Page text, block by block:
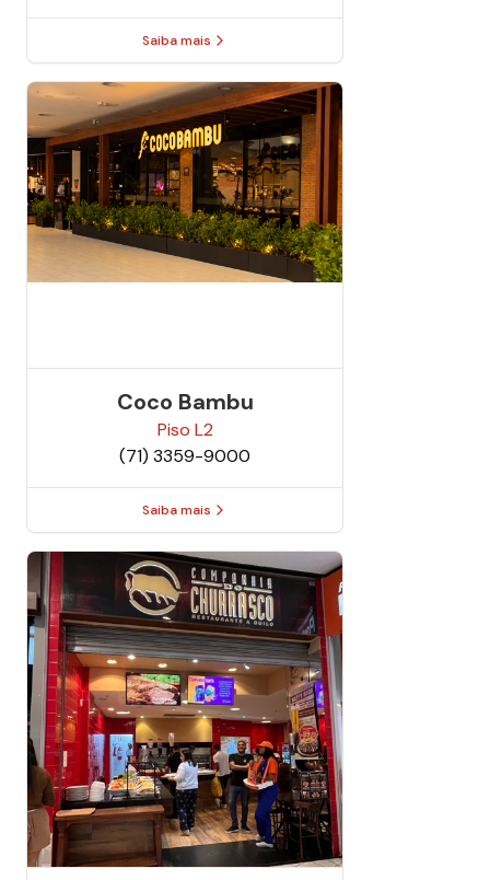
Saiba mais
Coco Bambu
Piso L2
(71) 3359-9000
Saiba mais